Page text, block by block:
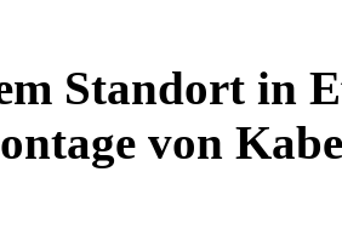
Standort in
von